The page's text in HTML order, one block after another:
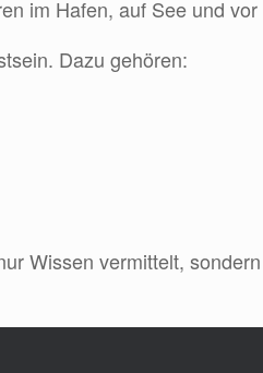
im Hafen, auf See und
Dazu gehören:
Wissen vermittelt,